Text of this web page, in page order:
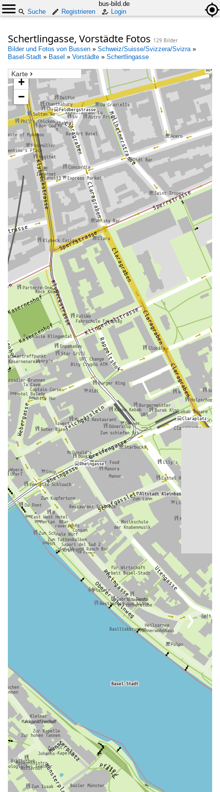
bus-bild.de
Suche
Registrieren Login
Schertlingasse, Vorstädte Fotos 129 Bilder
Bilder und Fotos von Bussen » Schweiz/Suisse/Svizzera/Svizra»
Basel-Stadt » Basel » Vorstädte » Schertlingasse
Karte
+
−